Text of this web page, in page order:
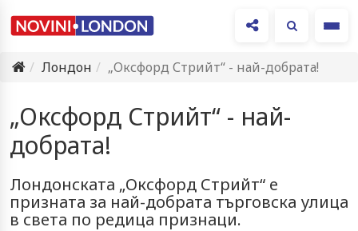
Лондон
„Оксфорд Стрийт“ - най-добрата!
„Оксфорд Стрийт“ - най-
добрата!
Лондонската „Оксфорд Стрийт“ е
призната за най-добрата търговска улица
в света по редица признаци.